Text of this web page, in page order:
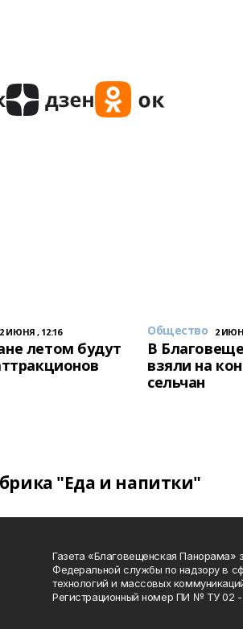
2 ИЮНЯ , 12:16
летом будут
Общество 2
В
взяли на
сельчан
"Еда и напитки"
Газета «Благовещенская Панорама»
Федеральной службы по надзору в
технологий и массовых
Регистрационный номер ПИ № ТУ 02 -